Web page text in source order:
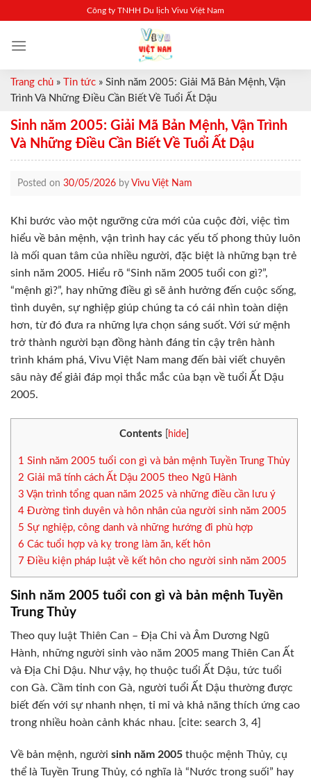
content
Công ty TNHH Du lịch Vivu Việt Nam
Trang chủ » Tin tức » Sinh năm 2005: Giải Mã Bản Mệnh, Vận
Trình Và Những Điều Cần Biết Về Tuổi Ất Dậu
Sinh năm 2005: Giải Mã Bản Mệnh, Vận Trình
Và Những Điều Cần Biết Về Tuổi Ất Dậu
Posted on 30/05/2026 by Vivu Việt Nam
Khi bước vào một ngưỡng cửa mới của cuộc đời, việc tìm
hiểu về bản mệnh, vận trình hay các yếu tố phong thủy luôn
là mối quan tâm của nhiều người, đặc biệt là những bạn trẻ
sinh năm 2005. Hiểu rõ “Sinh năm 2005 tuổi con gì?”,
“mệnh gì?”, hay những điều gì sẽ ảnh hưởng đến cuộc sống,
tình duyên, sự nghiệp giúp chúng ta có cái nhìn toàn diện
hơn, từ đó đưa ra những lựa chọn sáng suốt. Với sứ mệnh
trở thành người bạn đồng hành đáng tin cậy trên hành
trình khám phá, Vivu Việt Nam mang đến bài viết chuyên
sâu này để giải đáp mọi thắc mắc của bạn về tuổi Ất Dậu
2005.
Contents hide
1 Sinh năm 2005 tuổi con gì và bản mệnh Tuyền Trung Thủy
2 Giải mã tính cách Ất Dậu 2005 theo Ngũ Hành
3 Vận trình tổng quan năm 2025 và những điều cần lưu ý
4 Đường tình duyên và hôn nhân của người sinh năm 2005
5 Sự nghiệp, công danh và những hướng đi phù hợp
6 Các tuổi hợp và kỵ trong làm ăn, kết hôn
7 Điều kiện pháp luật về kết hôn cho người sinh năm 2005
Sinh năm 2005 tuổi con gì và bản mệnh Tuyền
Trung Thủy
Theo quy luật Thiên Can – Địa Chi và Âm Dương Ngũ
Hành, những người sinh vào năm 2005 mang Thiên Can Ất
và Địa Chi Dậu. Như vậy, họ thuộc tuổi Ất Dậu, tức tuổi
con Gà. Cầm tinh con Gà, người tuổi Ất Dậu thường được
biết đến với sự nhanh nhẹn, tỉ mỉ và khả năng thích ứng cao
trong nhiều hoàn cảnh khác nhau. [cite: search 3, 4]
Về bản mệnh, người sinh năm 2005 thuộc mệnh Thủy, cụ
thể là Tuyền Trung Thủy, có nghĩa là “Nước trong suối” hay